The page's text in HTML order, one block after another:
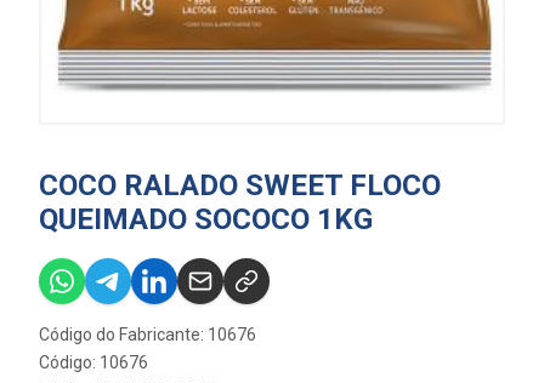
COCO RALADO SWEET FLOCO
QUEIMADO SOCOCO 1KG
Código do Fabricante: 10676
Código: 10676